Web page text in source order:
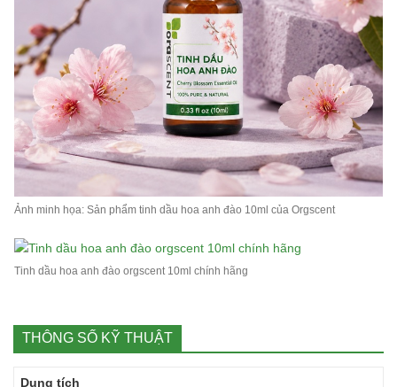
Ảnh minh họa: Sản phẩm tinh dầu hoa anh đào 10ml của Orgscent
Tinh dầu hoa anh đào orgscent 10ml chính hãng
THÔNG SỐ KỸ THUẬT
Dung tích